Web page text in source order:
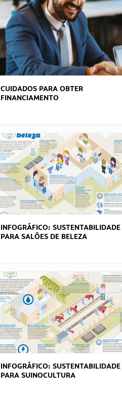
CUIDADOS PARA OBTER
FINANCIAMENTO
INFOGRÁFICO: SUSTENTABILIDADE
PARA SALÕES DE BELEZA
INFOGRÁFICO: SUSTENTABILIDADE
PARA SUINOCULTURA